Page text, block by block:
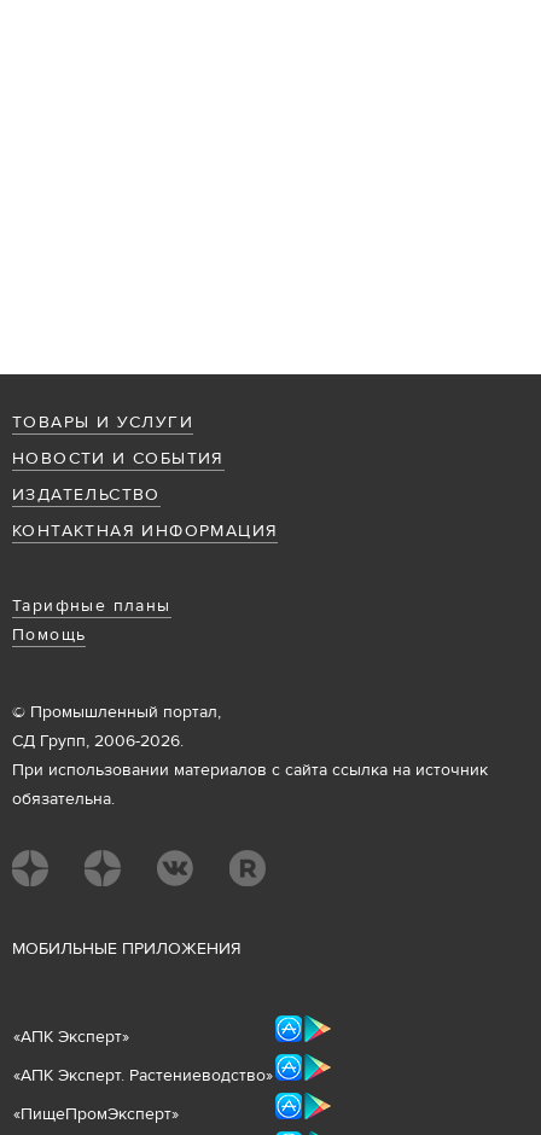
ТОВАРЫ И УСЛУГИ
НОВОСТИ И СОБЫТИЯ
ИЗДАТЕЛЬСТВО
КОНТАКТНАЯ ИНФОРМАЦИЯ
Тарифные планы
Помощь
© Промышленный портал,
СД Групп, 2006-2026.
При использовании материалов с сайта ссылка на источник
обязательна.
МОБИЛЬНЫЕ ПРИЛОЖЕНИЯ
«АПК Эксперт»
«АПК Эксперт. Растениеводство»
«ПищеПромЭксперт»